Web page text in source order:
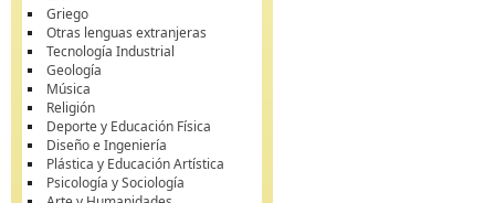
Griego
Otras lenguas extranjeras
Tecnología Industrial
Geología
Música
Religión
Deporte y Educación Física
Diseño e Ingeniería
Plástica y Educación Artística
Psicología y Sociología